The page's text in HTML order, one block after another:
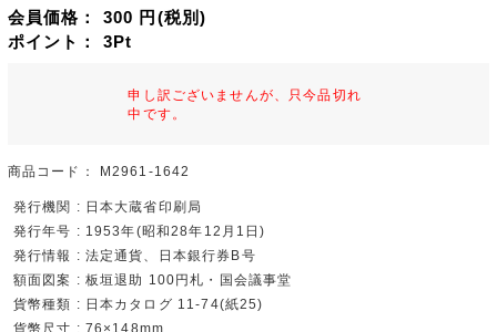
会員価格： 300 円(税別)
ポイント： 3Pt
申し訳ございませんが、只今品切れ
中です。
商品コード： M2961-1642
発行機関 : 日本大蔵省印刷局
発行年号 : 1953年(昭和28年12月1日)
発行情報 : 法定通貨、日本銀行券B号
額面図案 : 板垣退助 100円札・国会議事堂
貨幣種類 : 日本カタログ 11-74(紙25)
貨幣尺寸 : 76×148mm